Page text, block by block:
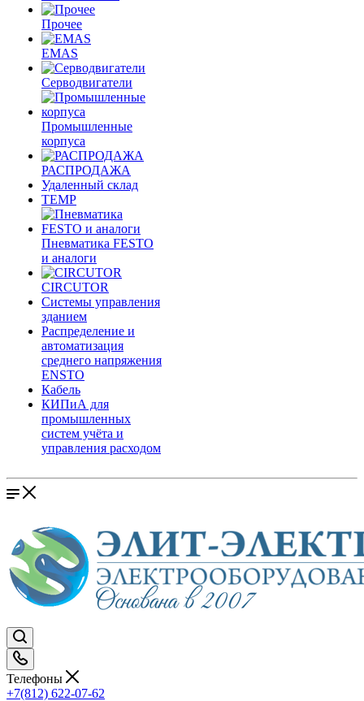
Прочее
EMAS
Cерводвигатели
Промышленные
корпуса
РАСПРОДАЖА
Удаленный склад
TEMP
Пневматика FESTO
и аналоги
CIRCUTOR
Системы управления
зданием
Распределение и
автоматизация
среднего напряжения
ENSTO
Кабель
КИПиА для
промышленных
систем учёта и
управления расходом
Телефоны
+7(812) 622-07-62